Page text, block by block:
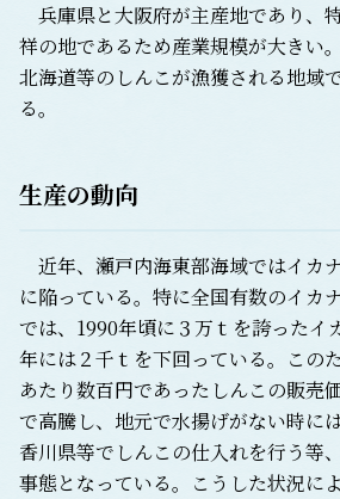
兵庫県と大阪府が主産地であり、
祥の地であるため産業規模が大きい
北海道等のしんこが漁獲される地域
る。
生産の動向
近年、瀬戸内海東部海域ではイカ
に陥っている。特に全国有数のイカ
では、1990年頃に３万ｔを誇ったイ
年には２千ｔを下回っている。この
あたり数百円であったしんこの販売
で高騰し、地元で水揚げがない時に
香川県等でしんこの仕入れを行う等
事態となっている。こうした状況に